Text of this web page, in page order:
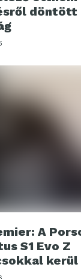
döntött
A
S1 Evo Z
kerül